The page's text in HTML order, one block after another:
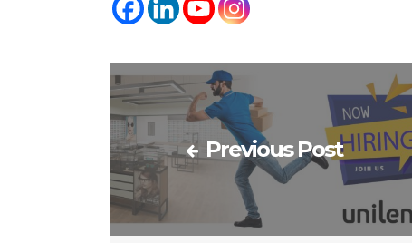
Previous Post